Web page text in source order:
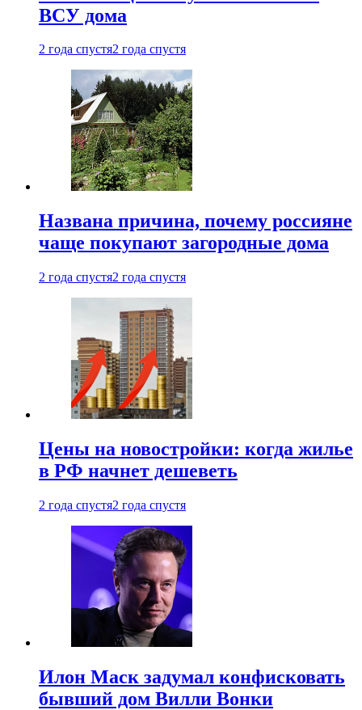
ВСУ дома
2 года спустя2 года спустя
Названа причина, почему россияне
чаще покупают загородные дома
2 года спустя2 года спустя
Цены на новостройки: когда жилье
в РФ начнет дешеветь
2 года спустя2 года спустя
Илон Маск задумал конфисковать
бывший дом Вилли Вонки